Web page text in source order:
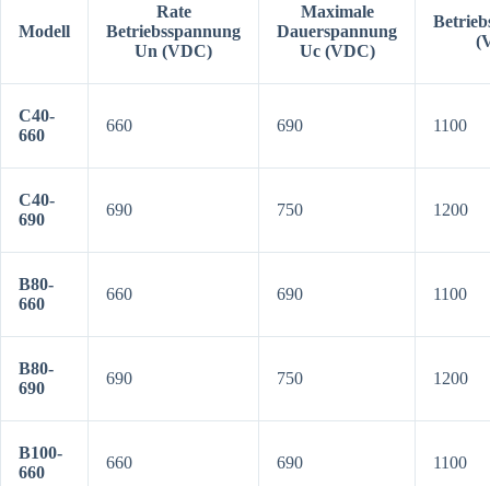
Modell
Rate
Betriebsspannung
Un (VDC)
Maximale
Dauerspannung
Uc (VDC)
C40-
660
660 690 1100
C40-
690
690 750 1200
B80-
660
660 690 1100
B80-
690
690 750 1200
B100-
660
660 690 1100